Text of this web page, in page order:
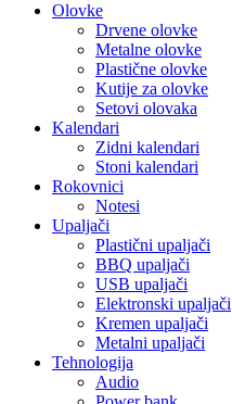
Olovke
Drvene olovke
Metalne olovke
Plastične olovke
Kutije za olovke
Setovi olovaka
Kalendari
Zidni kalendari
Stoni kalendari
Rokovnici
Notesi
Upaljači
Plastični upaljači
BBQ upaljači
USB upaljači
Elektronski upaljači
Kremen upaljači
Metalni upaljači
Tehnologija
Audio